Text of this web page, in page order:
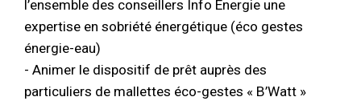
l’ensemble des conseillers Info Energie une
expertise en sobriété énergétique (éco gestes
énergie-eau)
- Animer le dispositif de prêt auprès des
particuliers de mallettes éco-gestes « B’Watt »